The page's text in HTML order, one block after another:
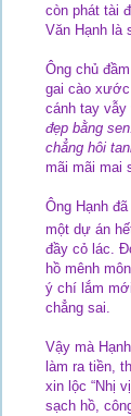
còn phát tài
Văn Hạnh là
Ông chủ
gai cào xước
cánh tay vẫy
đẹp bằng
chẳng hôi
mãi mãi mai
Ông Hạnh
một dự án
đầy cỏ lác.
hồ mênh
ý chí lắm
chẳng sai.
Vậy mà
làm ra tiền,
xin lộc “Nhị
sạch hồ,